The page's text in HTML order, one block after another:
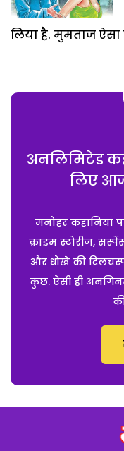
लिया है. मुमताज ऐसा
अनलिमिटेड
लिए
मनोहर
क्राइम स्टोरीज,
और धोखे की दिलचस्प
कुछ. ऐसी ही